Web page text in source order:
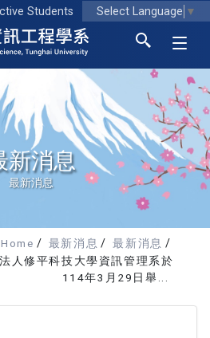
Students Select Language ▼
新消息
最新消息
Home 最新消息
最新消息
人修平科技大學資訊管理系於
114年3月29日舉...